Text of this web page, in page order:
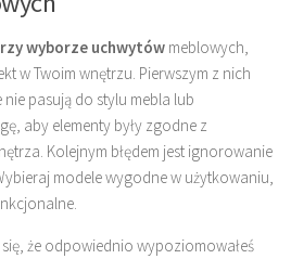
wyborze uchwytów meblowych,
w Twoim wnętrzu. Pierwszym z nich
pasują do stylu mebla lub
aby elementy były zgodne z
Kolejnym błędem jest ignorowanie
modele wygodne w użytkowaniu,
że odpowiednio wypoziomowałeś